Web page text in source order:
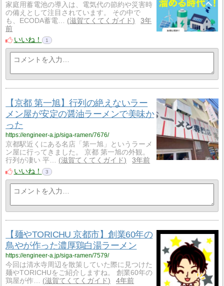
家庭用蓄電池の導入は、電気代の節約や災害時
の備えとして注目されています。 その中で
も、ECODA蓄電…
滋賀てくてくガイド
3年
前
いいね！
1
【京都 第一旭】行列の絶えないラー
メン屋が安定の醤油ラーメンで美味か
った
https://engineer-a.jp/siga-ramen/7676/
京都駅近くにある名店「第一旭」というラーメ
ン屋に行ってきました。 京都 第一旭の外観。
行列が凄い 平…
滋賀てくてくガイド
3年前
いいね！
3
【麺やTORICHU 京都市】創業60年の
鳥やが作った濃厚鶏白湯ラーメン
https://engineer-a.jp/siga-ramen/7579/
今回は清水寺周辺を散策していた際に見つけた
麺やTORICHUをご紹介しますね。 創業60年の
鶏屋が作…
滋賀てくてくガイド
4年前